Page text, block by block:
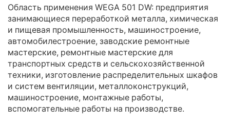
Область применения WEGA 501 DW: предприятия
занимающиеся переработкой металла, химическая
и пищевая промышленность, машиностроение,
автомобилестроение, заводские ремонтные
мастерские, ремонтные мастерские для
транспортных средств и сельскохозяйственной
техники, изготовление распределительных шкафов
и систем вентиляции, металлоконструкций,
машиностроение, монтажные работы,
вспомогательные работы на производстве.